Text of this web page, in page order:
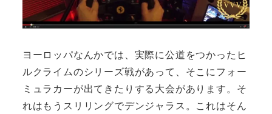
ヨーロッパなんかでは、実際に公道をつかったヒ
ルクライムのシリーズ戦があって、そこにフォー
ミュラカーが出てきたりする大会があります。そ
れはもうスリリングでデンジャラス。これはそん